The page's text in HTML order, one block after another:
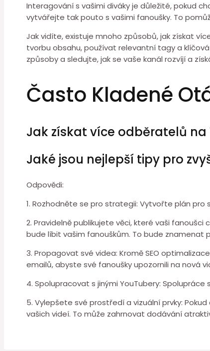
Interagování s vašimi diváky je důležité, pokud
vytvářejte tak pouto s vašimi fanoušky. To
Jak vidíte, existuje mnoho způsobů, jak získat
tvorbu obsahu, používat relevantní tagy a
způsoby a sledujte, jak se vaše kanál rozvíjí a
Často Kladené
Jak získat více odběratelů na
Jaké jsou nejlepší tipy pro
Odpovědi:
1. Rozhodněte se pro strategii: Vytvořte plán
2. Pravidelně publikujete věci, které vaši
bude líbit vašim fanouškům. To bude znamenat
3. Propagovat své videa: Kromě SEO
emailů, abyste své fanoušky upozornili na nová
4. Spolupracovat s jinými YouTubery:
5. Vylepšete své prostředí a vizuální prvky:
vašich videí. To může zahrnovat dodávání